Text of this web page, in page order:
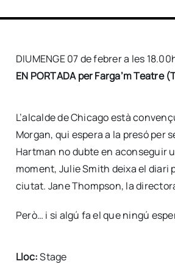
DIUMENGE 07 de febrer a les
EN PORTADA per Farga’m Teatre
L’alcalde de Chicago està
Morgan, qui espera a la presó per
Hartman no dubte en aconseguir
moment, Julie Smith deixa el diari
ciutat. Jane Thompson, la
Però… i si algú fa el que ningú
Lloc:Stage